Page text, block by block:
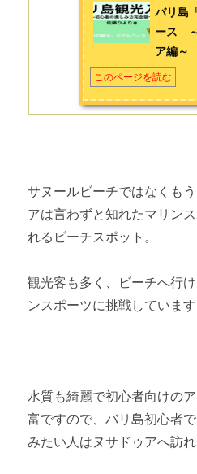
バリ島
ース
ア編～
このページを読む
サヌールビーチではなくも
アは言わずと知れたマリン
れるビーチスポット。
観光客も多く、ビーチへ行
ンスポーツに挑戦しています
水質も綺麗で初心者向けの
富ですので、バリ島初心者
みたい人はヌサドゥアへ訪